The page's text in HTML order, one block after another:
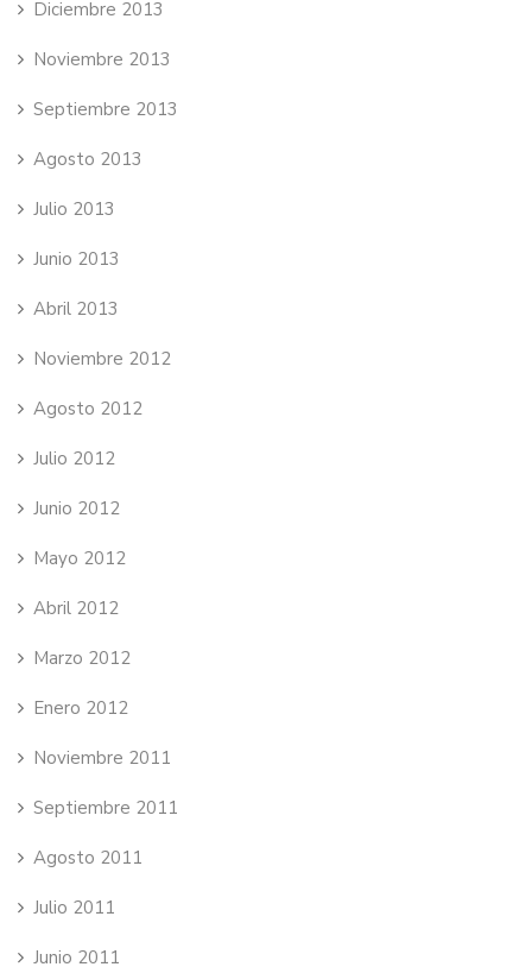
Diciembre 2013
Noviembre 2013
Septiembre 2013
Agosto 2013
Julio 2013
Junio 2013
Abril 2013
Noviembre 2012
Agosto 2012
Julio 2012
Junio 2012
Mayo 2012
Abril 2012
Marzo 2012
Enero 2012
Noviembre 2011
Septiembre 2011
Agosto 2011
Julio 2011
Junio 2011